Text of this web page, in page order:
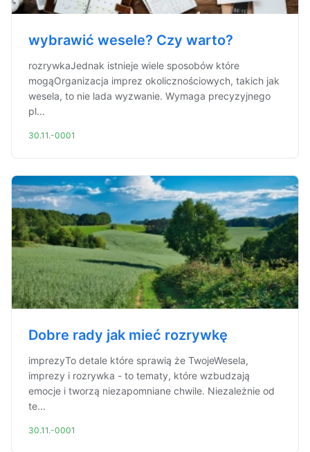
wybrawić wesele? Czy warto?
rozrywkaJednak istnieje wiele sposobów które
mogąOrganizacja imprez okolicznościowych, takich jak
wesela, to nie lada wyzwanie. Wymaga precyzyjnego
pl...
30.11.-0001
Dobre rady jak mieć rozrywkę
imprezyTo detale które sprawią że TwojeWesela,
imprezy i rozrywka - to tematy, które wzbudzają
emocje i tworzą niezapomniane chwile. Niezależnie od
te...
30.11.-0001